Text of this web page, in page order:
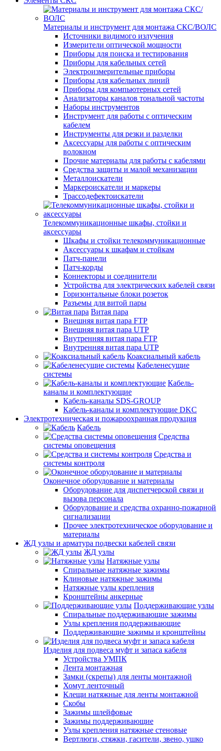
Материалы и инструмент для монтажа СКС/ВОЛС
Источники видимого излучения
Измерители оптической мощности
Приборы для поиска и тестирования
Приборы для кабельных сетей
Электроизмерительные приборы
Приборы для кабельных линий
Приборы для компьютерных сетей
Анализаторы каналов тональной частоты
Наборы инструментов
Инструмент для работы с оптическим
кабелем
Инструменты для резки и разделки
Аксессуары для работы с оптическим
волокном
Прочие материалы для работы с кабелями
Средства защиты и малой механизации
Металлоискатели
Маркероискатели и маркеры
Трассодефектоискатели
Телекоммуникационные шкафы, стойки и
аксессуары
Шкафы и стойки телекоммуникационные
Аксессуары к шкафам и стойкам
Патч-панели
Патч-корды
Коннекторы и соединители
Устройства для электрических кабелей связи
Горизонтальные блоки розеток
Разъемы для витой пары
Витая пара
Внешняя витая пара FTP
Внешняя витая пара UTP
Внутренняя витая пара FTP
Внутренняя витая пара UTP
Коаксиальный кабель
Кабеленесущие
системы
Кабель-
каналы и комплектующие
Кабель-каналы SDS-GROUP
Кабель-каналы и комплектующие DKC
Электротехническая и пожароохранная продукция
Кабель
Средства
системы оповещения
Средства и
системы контроля
Оконечное оборудование и материалы
Оборудование для диспетчерской связи и
вызова персонала
Оборудование и средства охранно-пожарной
сигнализации
Прочее электротехническое оборудование и
материалы
ЖД узлы и арматура подвески кабелей связи
ЖД узлы
Натяжные узлы
Спиральные натяжные зажимы
Клиновые натяжные зажимы
Натяжные узлы крепления
Кронштейны анкерные
Поддерживающие узлы
Спиральные поддерживающие зажимы
Узлы крепления поддерживающие
Поддерживающие зажимы и кронштейны
Изделия для подвеса муфт и запаса кабеля
Устройства УМПК
Лента монтажная
Замки (скрепы) для ленты монтажной
Хомут ленточный
Клещи натяжные для ленты монтажной
Скобы
Зажимы шлейфовые
Зажимы поддерживающие
Узлы крепления натяжные стеновые
Вертлюги, стяжки, гасители, звено, ушко